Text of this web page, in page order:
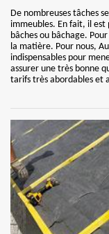
De nombreuses tâches
immeubles. En fait, il est
bâches ou bâchage.
la matière. Pour nous,
indispensables pour
assurer une très bonne
tarifs très abordables et